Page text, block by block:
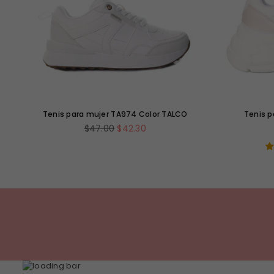
Tenis para mujer TA974 Color TALCO
Precio
$47.00 $42.30
Tenis